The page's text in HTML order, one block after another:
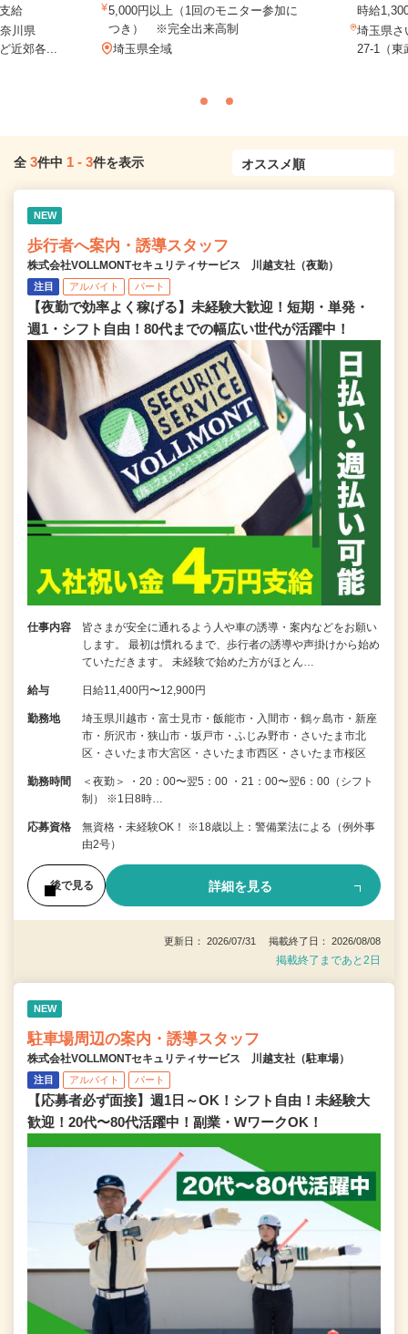
給
川県
近郊各...
5,000円以上（1回のモニター参加に
つき） ※完全出来高制
埼玉県全域
時給
埼玉県さ
27-1（
全 3件中 1 - 3件を表示
NEW
歩行者へ案内・誘導スタッフ
株式会社VOLLMONTセキュリティサービス 川越支社（夜勤）
注目 アルバイト パート
【夜勤で効率よく稼げる】未経験大歓迎！短期・単発・
週1・シフト自由！80代までの幅広い世代が活躍中！
仕事内容
皆さまが安全に通れるよう人や車の誘導・案内などをお願い
します。 最初は慣れるまで、歩行者の誘導や声掛けから始め
ていただきます。 未経験で始めた方がほとん…
給与 日給11,400円〜12,900円
勤務地
埼玉県川越市・富士見市・飯能市・入間市・鶴ヶ島市・新座
市・所沢市・狭山市・坂戸市・ふじみ野市・さいたま市北
区・さいたま市大宮区・さいたま市西区・さいたま市桜区
勤務時間
＜夜勤＞ ・20：00〜翌5：00 ・21：00〜翌6：00（シフト
制） ※1日8時…
応募資格
無資格・未経験OK！ ※18歳以上：警備業法による（例外事
由2号）
後で見る 詳細を見る
更新日： 2026/07/31 掲載終了日： 2026/08/08
掲載終了まであと2日
NEW
駐車場周辺の案内・誘導スタッフ
株式会社VOLLMONTセキュリティサービス 川越支社（駐車場）
注目 アルバイト パート
【応募者必ず面接】週1日～OK！シフト自由！未経験大
歓迎！20代〜80代活躍中！副業・WワークOK！